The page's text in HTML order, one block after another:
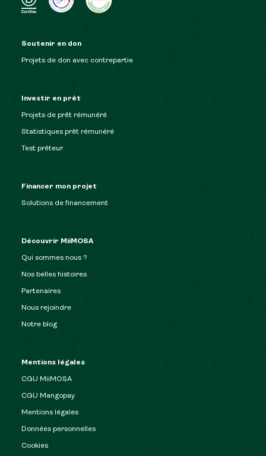
Soutenir en don
Projets de don avec contrepartie
Investir en prêt
Projets de prêt rémunéré
Statistiques prêt rémunéré
Test prêteur
Financer mon projet
Solutions de financement
Découvrir MiiMOSA
Qui sommes nous ?
Nos belles histoires
Partenaires
Nous rejoindre
Notre blog
Mentions légales
CGU MiiMOSA
CGU Mangopay
Mentions légales
Données personnelles
Cookies